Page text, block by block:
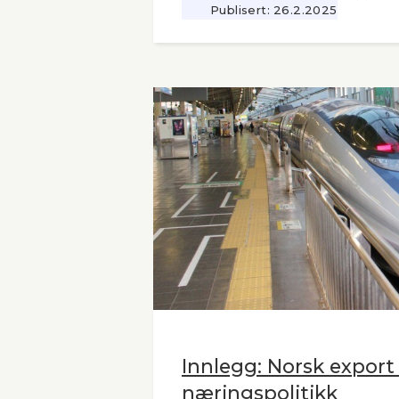
omfattende utredninger nå
andre aktuelle
Publisert: 26.2.2025
Innlegg: Norsk export
næringspolitikk